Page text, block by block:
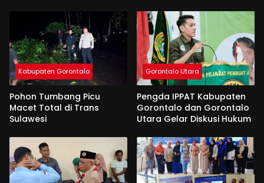
Kabupaten Gorontalo
Pohon Tumbang Picu
Macet Total di Trans
Sulawesi
Gorontalo Utara
Pengda IPPAT Kabupaten
Gorontalo dan Gorontalo
Utara Gelar Diskusi Hukum